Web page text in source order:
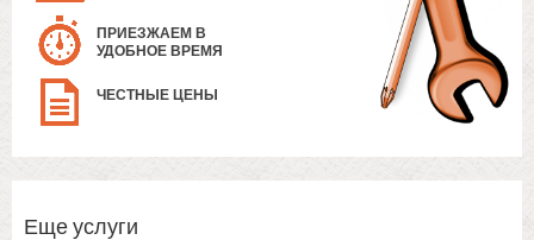
ПРИЕЗЖАЕМ В
УДОБНОЕ ВРЕМЯ
ЧЕСТНЫЕ ЦЕНЫ
Еще услуги